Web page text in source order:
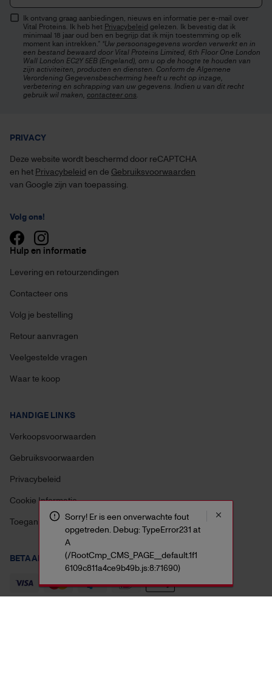
Ik ontvang graag aanbiedingen, nieuws en informatie per e-mail over
Vital Proteins. Ik heb het Privacybeleid gelezen. Ik bevestig dat ik
minimaal 18 jaar oud ben en begrijp dat ik mijn toestemming op elk
moment kan intrekken.* *Uw persoonsgegevens worden verwerkt en in
een bestand bewaard door Vital Proteins Limited, 6th Floor One London
Wall London EC2Y 5EB (Engeland), om u op de hoogte te houden van
zijn activiteiten, producten en diensten. Conform de Algemene
Verordening Gegevensbescherming heeft u recht op inzage,
verbetering en schrapping van uw gegevens. Indien u van dit recht
gebruik wil maken, contacteer ons.
Hulp en informatie
Levering en retourzendingen
Contacteer ons
Volg je bestelling
Retour aanvragen
Veelgestelde vragen
Waar te koop
HANDIGE LINKS
Verkoopsvoorwaarden
Gebruiksvoorwaarden
Privacybeleid
Cookie Informatie
Toegankelijkheidsverklaring
BETAAL VEILIG MET:
PRIVACY
Deze website wordt beschermd door reCAPTCHA
en het Privacybeleid en de Gebruiksvoorwaarden
van Google zijn van toepassing.
Volg ons!
Sorry! Er is een onverwachte fout
opgetreden. Debug: TypeError231 at
A
(/RootCmp_CMS_PAGE__default.1f1
6109c811a4ce9b49b.js:8:71690)